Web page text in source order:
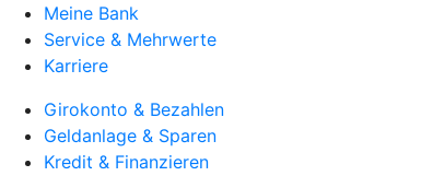
Meine Bank
Service & Mehrwerte
Karriere
Girokonto & Bezahlen
Geldanlage & Sparen
Kredit & Finanzieren